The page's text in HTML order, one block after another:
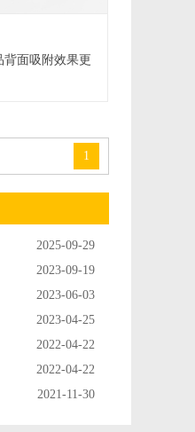
面吸附效果更
1
2025-09-29
2023-09-19
2023-06-03
2023-04-25
2022-04-22
2022-04-22
2021-11-30